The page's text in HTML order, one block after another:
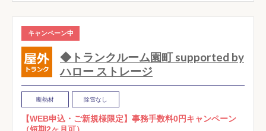
キャンペーン中
◆トランクルーム園町 supported by
ハロー ストレージ
断熱材 除雪なし
【WEB申込・ご新規様限定】事務手数料0円キャンペーン